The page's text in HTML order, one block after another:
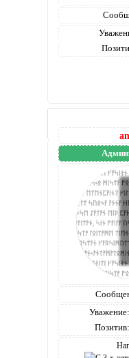
Уважение:
Позитив: